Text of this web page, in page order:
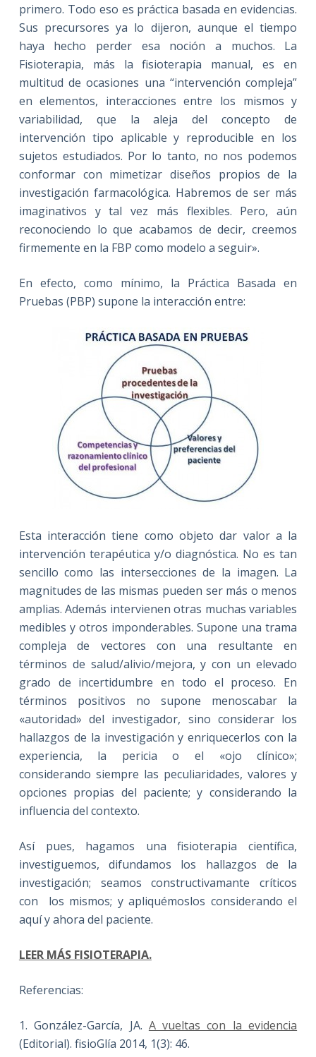
primero. Todo eso es práctica basada en evidencias.
Sus precursores ya lo dijeron, aunque el tiempo
haya hecho perder esa noción a muchos. La
Fisioterapia, más la fisioterapia manual, es en
multitud de ocasiones una “intervención compleja”
en elementos, interacciones entre los mismos y
variabilidad, que la aleja del concepto de
intervención tipo aplicable y reproducible en los
sujetos estudiados. Por lo tanto, no nos podemos
conformar con mimetizar diseños propios de la
investigación farmacológica. Habremos de ser más
imaginativos y tal vez más flexibles. Pero, aún
reconociendo lo que acabamos de decir, creemos
firmemente en la FBP como modelo a seguir».
En efecto, como mínimo, la Práctica Basada en
Pruebas (PBP) supone la interacción entre:
Esta interacción tiene como objeto dar valor a la
intervención terapéutica y/o diagnóstica. No es tan
sencillo como las intersecciones de la imagen. La
magnitudes de las mismas pueden ser más o menos
amplias. Además intervienen otras muchas variables
medibles y otros imponderables. Supone una trama
compleja de vectores con una resultante en
términos de salud/alivio/mejora, y con un elevado
grado de incertidumbre en todo el proceso. En
términos positivos no supone menoscabar la
«autoridad» del investigador, sino considerar los
hallazgos de la investigación y enriquecerlos con la
experiencia, la pericia o el «ojo clínico»;
considerando siempre las peculiaridades, valores y
opciones propias del paciente; y considerando la
influencia del contexto.
Así pues, hagamos una fisioterapia científica,
investiguemos, difundamos los hallazgos de la
investigación; seamos constructivamante críticos
con los mismos; y apliquémoslos considerando el
aquí y ahora del paciente.
LEER MÁS FISIOTERAPIA.
Referencias:
1. González-García, JA. A vueltas con la evidencia
(Editorial). fisioGlía 2014, 1(3): 46.